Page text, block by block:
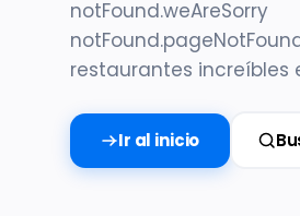
notFound.weAreSorry
restaurantes increíbles
Ir al inicio